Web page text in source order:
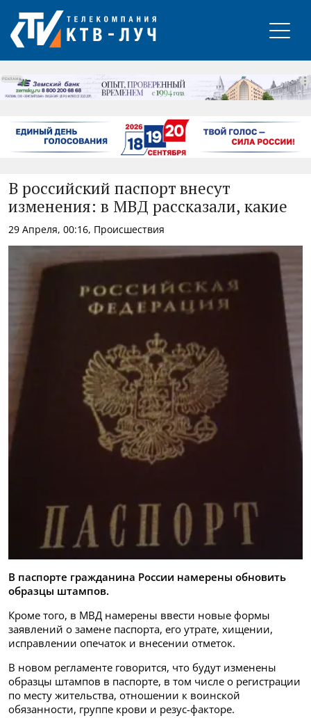
РЕКЛАМА
В российский паспорт внесут
изменения: в МВД рассказали, какие
29 Апреля, 00:16, Происшествия
В паспорте гражданина России намерены обновить
образцы штампов.
Кроме того, в МВД намерены ввести новые формы
заявлений о замене паспорта, его утрате, хищении,
исправлении опечаток и внесении отметок.
В новом регламенте говорится, что будут изменены
образцы штампов в паспорте, в том числе о регистрации
по месту жительства, отношении к воинской
обязанности, группе крови и резус-факторе.